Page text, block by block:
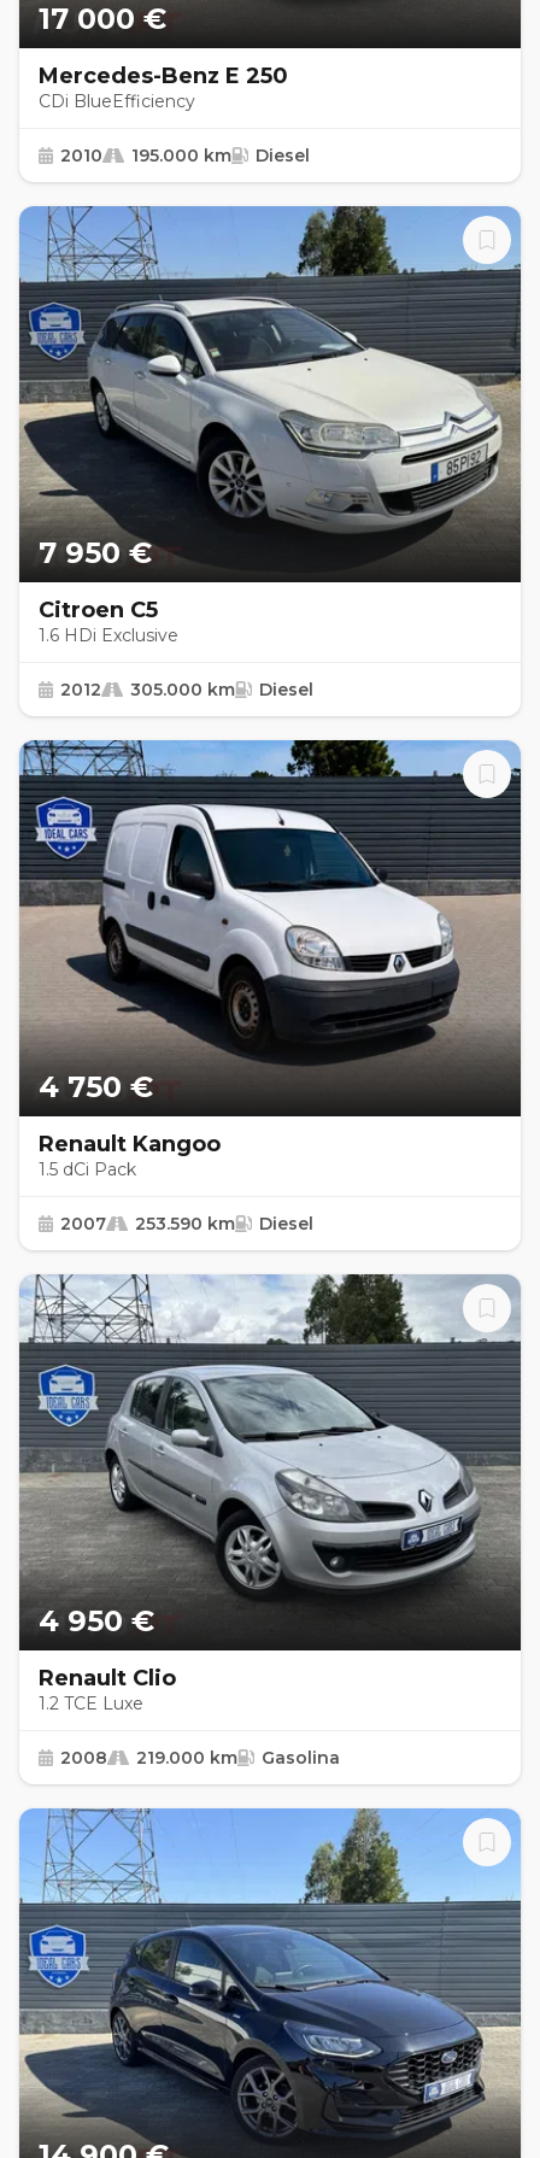
17 000 €
Mercedes-Benz E 250
CDi BlueEfficiency
2010 195.000 km Diesel
7 950 €
Citroen C5
1.6 HDi Exclusive
2012 305.000 km Diesel
4 750 €
Renault Kangoo
1.5 dCi Pack
2007 253.590 km Diesel
4 950 €
Renault Clio
1.2 TCE Luxe
2008 219.000 km Gasolina